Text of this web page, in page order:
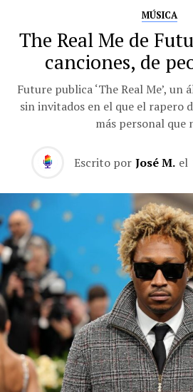
MÚSICA
The Real Me de
canciones, de
Future publica ‘The Real Me’, un
sin invitados en el que el rapero
más personal que
Escrito por José M. el